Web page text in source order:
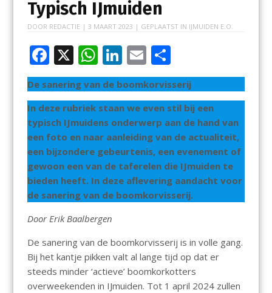
Typisch IJmuiden
DOOR REDACTIE | 3 MAART 2023 | GEPLAATST IN IJMUIDEN E.O.
F
ac
e
b
o
o
k
X W
h
at
s
A
p
p
Li
n
k
e
dI
n
E
m
ai
l
D
el
e
n
De sanering van de boomkorvisserij
In deze rubriek staan we even stil bij een
typisch IJmuidens onderwerp aan de hand van
een foto en naar aanleiding van de actualiteit,
een bijzondere gebeurtenis, een evenement of
gewoon een van de taferelen die IJmuiden te
bieden heeft. In deze aflevering aandacht voor
de sanering van de boomkorvisserij.
Door Erik Baalbergen
De sanering van de boomkorvisserij is in volle gang.
Bij het kantje pikken valt al lange tijd op dat er
steeds minder ‘actieve’ boomkorkotters
overweekenden in IJmuiden. Tot 1 april 2024 zullen